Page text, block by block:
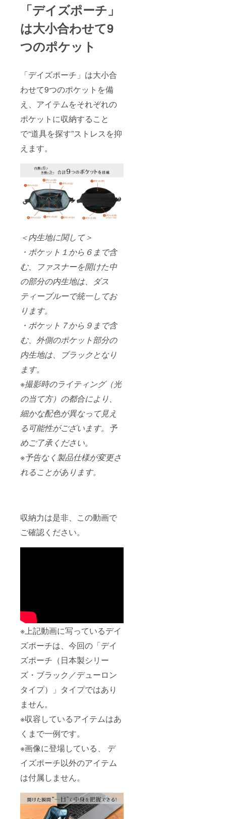
「デイズポーチ」
は大小合わせて9
つのポケット
「デイズポーチ」は大小合
わせて9つのポケットを備
え、アイテムをそれぞれの
ポケットに収納すること
で“道具を探す”ストレスを抑
えます。
＜内生地に関して＞
・ポケット１から６まで含
む、ファスナーを開けた中
の部分の内生地は、ダス
ティーブルーで統一してお
ります。
・ポケット７から９まで含
む、外側のポケット部分の
内生地は、ブラックとなり
ます。
※撮影時のライティング（光
の当て方）の都合により、
細かな配色が異なって見え
る可能性がございます。予
めご了承ください。
※予告なく製品仕様が変更さ
れることがあります。
収納力は是非、この動画で
ご確認ください。
※上記動画に写っているデイ
ズポーチは、今回の「デイ
ズポーチ（日本製シリー
ズ・ブラック／デューロン
タイプ）」タイプではあり
ません。
※収容しているアイテムはあ
くまで一例です。
※画像に登場している、 デ
イズポーチ以外のアイテム
は付属しません。